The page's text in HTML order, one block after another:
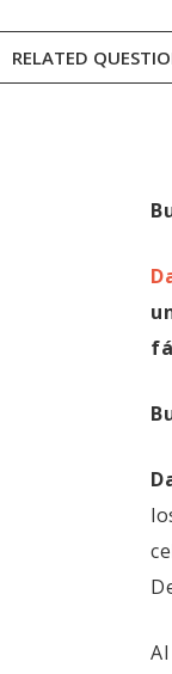
RELATED